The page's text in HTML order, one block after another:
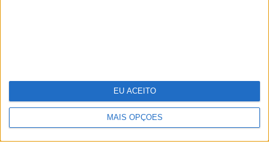
MAIS OPÇÕES
EU ACEITO